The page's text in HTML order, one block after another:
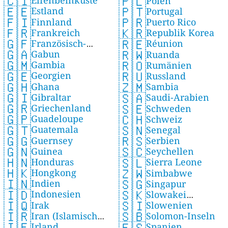
🇪🇪Estland
🇫🇮Finnland
🇫🇷Frankreich
🇬🇫Französisch-
Guayana
🇬🇦Gabun
🇬🇲Gambia
🇬🇪Georgien
🇬🇭Ghana
🇬🇮Gibraltar
🇬🇷Griechenland
🇬🇵Guadeloupe
🇬🇹Guatemala
🇬🇬Guernsey
🇬🇳Guinea
🇭🇳Honduras
🇭🇰Hongkong
🇮🇳Indien
🇮🇩Indonesien
🇮🇶Irak
🇮🇷Iran (Islamische
🇵🇹Portugal
🇵🇷Puerto Rico
🇰🇷Republik Korea
🇷🇪Réunion
🇷🇼Ruanda
🇷🇴Rumänien
🇷🇺Russland
🇿🇲Sambia
🇸🇦Saudi-Arabien
🇸🇪Schweden
🇨🇭Schweiz
🇸🇳Senegal
🇷🇸Serbien
🇸🇨Seychellen
🇸🇱Sierra Leone
🇿🇼Simbabwe
🇸🇬Singapur
🇸🇰Slowakei
(Slowakische Republik)
🇸🇮Slowenien
🇸🇧Solomon-Inseln